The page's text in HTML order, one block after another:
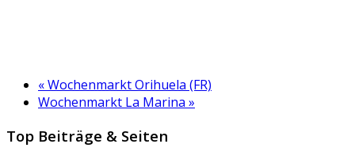
«Wochenmarkt Orihuela (FR)
Wochenmarkt La Marina »
Top Beiträge & Seiten